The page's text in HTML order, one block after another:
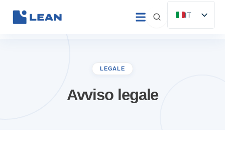
IT
ES
LEGALE
Avviso legale